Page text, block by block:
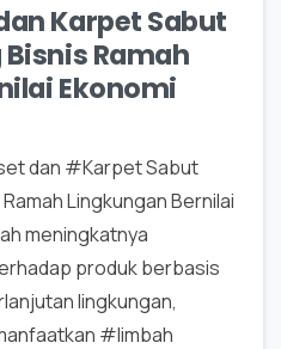
Karpet Sabut
Ramah
Ekonomi
dan #Karpet Sabut
Lingkungan Bernilai
meningkatnya
produk berbasis
lingkungan,
#limbah